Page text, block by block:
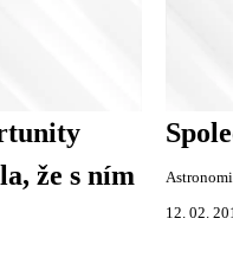
že s ním
12. 02.